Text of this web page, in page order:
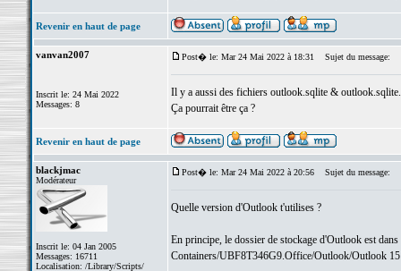
Revenir en haut de page
vanvan2007
Inscrit le: 24 Mai 2022
Messages: 8
Post� le: Mar 24 Mai 2022 à 18:31 Sujet du message:
Il y a aussi des fichiers outlook.sqlite &
Ça pourrait être ça ?
Revenir en haut de page
blackjmac
Modérateur
Inscrit le: 04 Jan 2005
Messages: 16711
Localisation: /Library/Scripts/
Post� le: Mar 24 Mai 2022 à 20:56 Sujet du message:
Quelle version d'Outlook t'utilises ?
En principe, le dossier de stockage d'Outlook est
Containers/UBF8T346G9.Office/Outlook/Outlook